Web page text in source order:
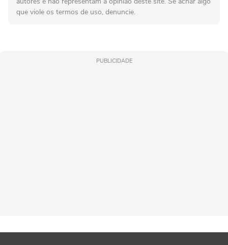
que viole os termos de uso, denuncie.
PUBLICIDADE